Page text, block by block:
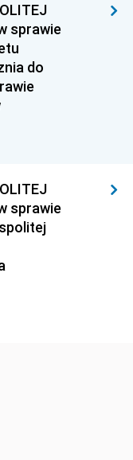
1937
sprawie
do
sprawie